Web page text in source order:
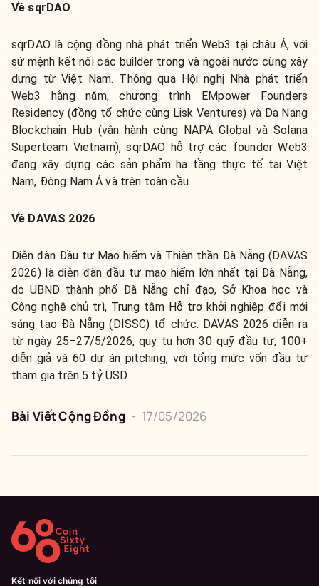
Về sqrDAO
sqrDAO là cộng đồng nhà phát triển Web3 tại châu Á, với
sứ mệnh kết nối các builder trong và ngoài nước cùng xây
dựng từ Việt Nam. Thông qua Hội nghị Nhà phát triển
Web3 hằng năm, chương trình EMpower Founders
Residency (đồng tổ chức cùng Lisk Ventures) và Da Nang
Blockchain Hub (vận hành cùng NAPA Global và Solana
Superteam Vietnam), sqrDAO hỗ trợ các founder Web3
đang xây dựng các sản phẩm hạ tầng thực tế tại Việt
Nam, Đông Nam Á và trên toàn cầu.
Về DAVAS 2026
Diễn đàn Đầu tư Mạo hiểm và Thiên thần Đà Nẵng (DAVAS
2026) là diễn đàn đầu tư mạo hiểm lớn nhất tại Đà Nẵng,
do UBND thành phố Đà Nẵng chỉ đạo, Sở Khoa học và
Công nghệ chủ trì, Trung tâm Hỗ trợ khởi nghiệp đổi mới
sáng tạo Đà Nẵng (DISSC) tổ chức. DAVAS 2026 diễn ra
từ ngày 25–27/5/2026, quy tụ hơn 30 quỹ đầu tư, 100+
diễn giả và 60 dự án pitching, với tổng mức vốn đầu tư
tham gia trên 5 tỷ USD.
Bài Viết Cộng Đồng - 17/05/2026
Kết nối với chúng tôi